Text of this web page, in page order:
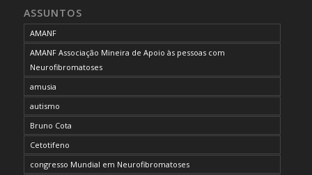
ASSUNTOS
AMANF
AMANF Associação Mineira de Apoio às pessoas com
Neurofibromatoses
amusia
autismo
Bruno Cota
Cetotifeno
congresso Mundial em Neurofibromatoses